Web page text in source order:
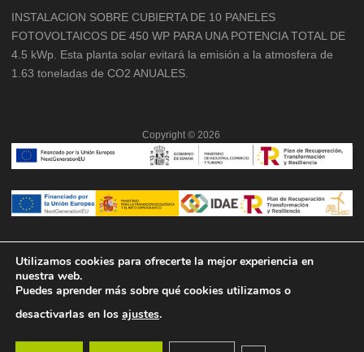
INSTALACION SOBRE CUBIERTA DE 10 PANELES
FOTOVOLTAICOS DE 450 WP PARA UNA POTENCIA TOTAL DE
4.5 kWp. Esta planta solar evitará la emisión a la atmosfera de
1.63 toneladas de CO2 ANUALES.
Copyright © 2026
Utilizamos cookies para ofrecerte la mejor experiencia en
nuestra web.
Puedes aprender más sobre qué cookies utilizamos o
desactivarlas en los ajustes.